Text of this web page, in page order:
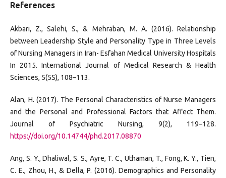
References
Akbari, Z., Salehi, S., & Mehraban, M. A. (2016). Relationship
between Leadership Style and Personality Type in Three Levels
of Nursing Managers in Iran- Esfahan Medical University Hospitals
In 2015. International Journal of Medical Research & Health
Sciences, 5(5S), 108–113.
Alan, H. (2017). The Personal Characteristics of Nurse Managers
and the Personal and Professional Factors that Affect Them.
Journal of Psychiatric Nursing, 9(2), 119–128.
https://doi.org/10.14744/phd.2017.08870
Ang, S. Y., Dhaliwal, S. S., Ayre, T. C., Uthaman, T., Fong, K. Y., Tien,
C. E., Zhou, H., & Della, P. (2016). Demographics and Personality